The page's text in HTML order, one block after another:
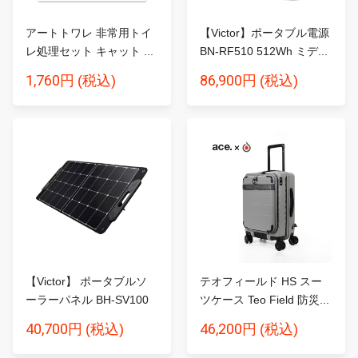
アートトワレ 非常用トイ
レ処理セット キャット ...
1,760円 (税込)
【Victor】ポータブル電源
BN-RF510 512Wh ミデ...
86,900円 (税込)
【Victor】 ポータブルソ
ーラーパネル BH-SV100
40,700円 (税込)
テオフィールド HS スー
ツケース Teo Field 防災...
46,200円 (税込)